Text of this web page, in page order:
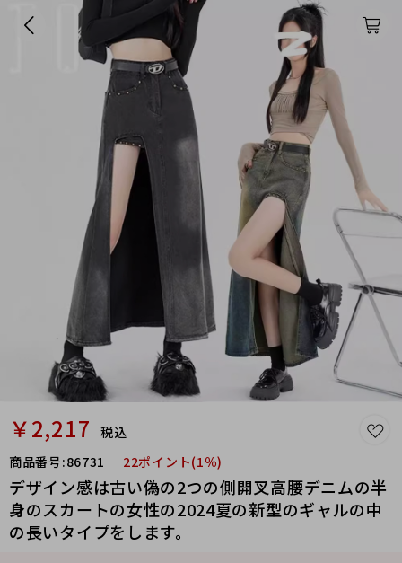
￥2,217
税込
商品番号:86731 22ポイント(1％)
デザイン感は古い偽の2つの側開叉高腰デニムの半
身のスカートの女性の2024夏の新型のギャルの中
の長いタイプをします。